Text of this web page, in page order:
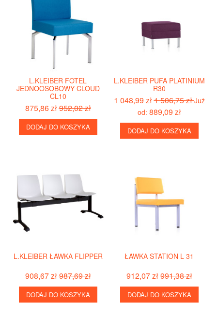
L.KLEIBER FOTEL
JEDNOOSOBOWY CLOUD
CL10
875,86 zł952,02 zł
DODAJ DO KOSZYKA
L.KLEIBER PUFA PLATINIUM
R30
1 048,99 zł1 506,75 złJuż
od: 889,09 zł
DODAJ DO KOSZYKA
L.KLEIBER ŁAWKA FLIPPER
908,67 zł987,69 zł
DODAJ DO KOSZYKA
ŁAWKA STATION L 31
912,07 zł991,38 zł
DODAJ DO KOSZYKA